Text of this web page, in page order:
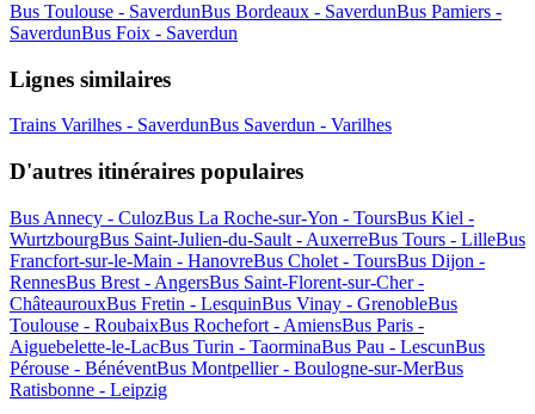
Bus Toulouse - SaverdunBus Bordeaux - SaverdunBus Pamiers -
SaverdunBus Foix - Saverdun
Lignes similaires
Trains Varilhes - SaverdunBus Saverdun - Varilhes
D'autres itinéraires populaires
Bus Annecy - CulozBus La Roche-sur-Yon - ToursBus Kiel -
WurtzbourgBus Saint-Julien-du-Sault - AuxerreBus Tours - LilleBus
Francfort-sur-le-Main - HanovreBus Cholet - ToursBus Dijon -
RennesBus Brest - AngersBus Saint-Florent-sur-Cher -
ChâteaurouxBus Fretin - LesquinBus Vinay - GrenobleBus
Toulouse - RoubaixBus Rochefort - AmiensBus Paris -
Aiguebelette-le-LacBus Turin - TaorminaBus Pau - LescunBus
Pérouse - BénéventBus Montpellier - Boulogne-sur-MerBus
Ratisbonne - Leipzig